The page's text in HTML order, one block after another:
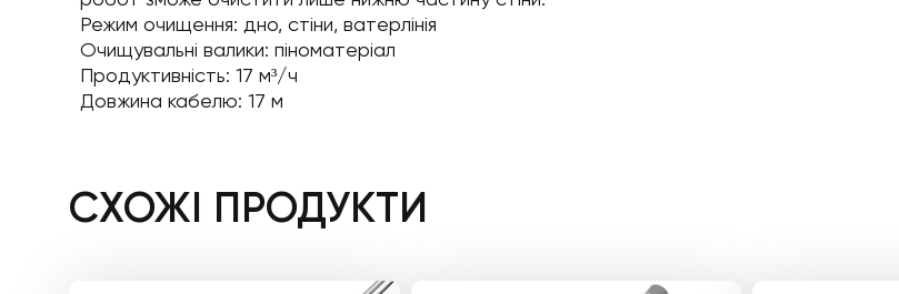
Режим очищення: дно, стіни, ватерлінія
Очищувальні валики: піноматеріал
Продуктивність: 17 м³/ч
Довжина кабелю: 17 м
СХОЖІ ПРОДУКТИ